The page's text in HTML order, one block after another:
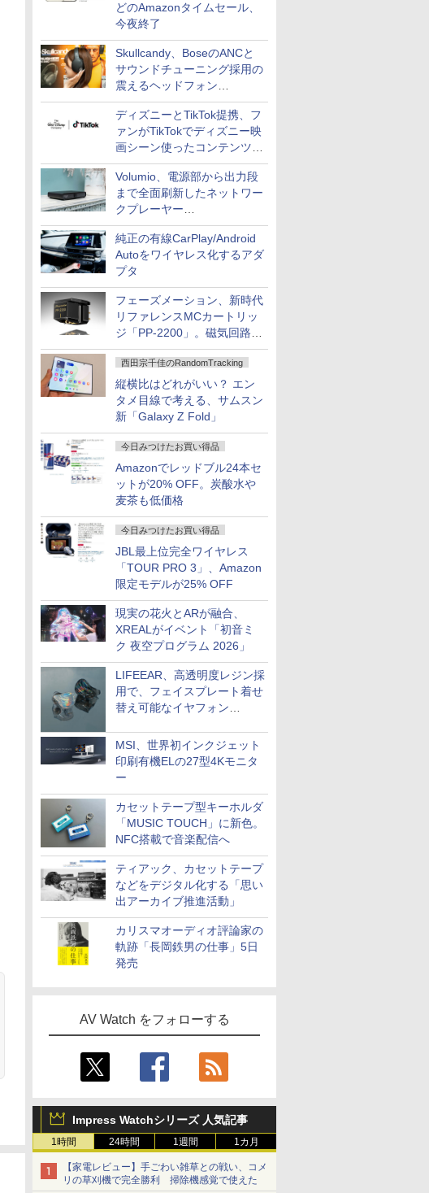
どのAmazonタイムセール、
今夜終了
Skullcandy、BoseのANCと
サウンドチューニング採用の
震えるヘッドフォン
「Crusher 1080 ANC」
ディズニーとTikTok提携、フ
ァンがTikTokでディズニー映
画シーン使ったコンテンツ制
作、Disney+にも配信
Volumio、電源部から出力段
まで全面刷新したネットワー
クプレーヤー
「Primo（2026）」
純正の有線CarPlay/Android
Autoをワイヤレス化するアダ
プタ
フェーズメーション、新時代
リファレンスMCカートリッ
ジ「PP-2200」。磁気回路や
ハウジングを根本から見直し
西田宗千佳のRandomTracking
縦横比はどれがいい？ エン
タメ目線で考える、サムスン
新「Galaxy Z Fold」
今日みつけたお買い得品
Amazonでレッドブル24本セ
ットが20% OFF。炭酸水や
麦茶も低価格
今日みつけたお買い得品
JBL最上位完全ワイヤレス
「TOUR PRO 3」、Amazon
限定モデルが25% OFF
現実の花火とARが融合、
XREALがイベント「初音ミ
ク 夜空プログラム 2026」
LIFEEAR、高透明度レジン採
用で、フェイスプレート着せ
替え可能なイヤフォン
MSI、世界初インクジェット
印刷有機ELの27型4Kモニタ
ー
カセットテープ型キーホルダ
「MUSIC TOUCH」に新色。
NFC搭載で音楽配信へ
ティアック、カセットテープ
などをデジタル化する「思い
出アーカイブ推進活動」
カリスマオーディオ評論家の
軌跡「長岡鉄男の仕事」5日
発売
AV Watch をフォローする
Impress Watchシリーズ 人気記事
1時間 24時間 1週間 1カ月
【家電レビュー】手ごわい雑草との戦い、コメ
リの草刈機で完全勝利 掃除機感覚で使えた